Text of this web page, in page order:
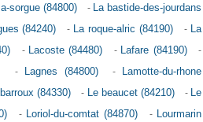
sorgue (84800) - La bastide-des-jourdans
(84240) - La roque-alric (84190) - La
- Lacoste (84480) - Lafare (84190)
-
- Lagnes (84800) -
Lamotte-du-rhone
(84330) - Le beaucet (84210) - Le
- Loriol-du-comtat (84870) - Lourmarin